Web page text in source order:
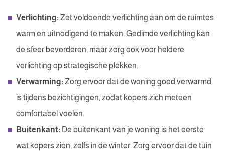
Verlichting: Zet voldoende verlichting aan om de ruimtes
warm en uitnodigend te maken. Gedimde verlichting kan
de sfeer bevorderen, maar zorg ook voor heldere
verlichting op strategische plekken.
Verwarming: Zorg ervoor dat de woning goed verwarmd
is tijdens bezichtigingen, zodat kopers zich meteen
comfortabel voelen.
Buitenkant: De buitenkant van je woning is het eerste
wat kopers zien, zelfs in de winter. Zorg ervoor dat de tuin